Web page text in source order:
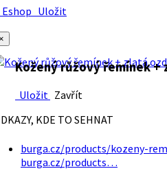
Uložit
Kožený růžový řemínek +
Uložit Zavřít
KDE TO SEHNAT
burga.cz/products/kozeny-
burga.cz/products…